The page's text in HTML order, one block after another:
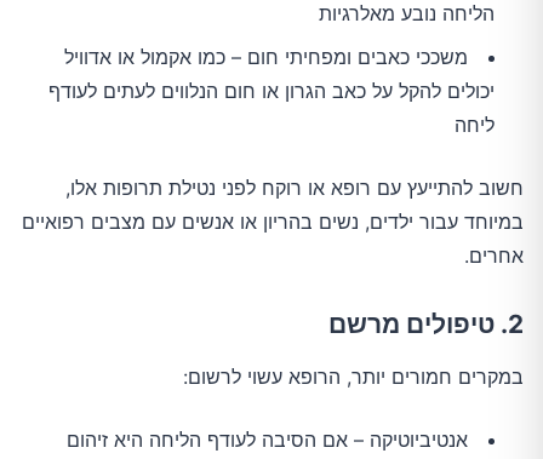
הליחה נובע מאלרגיות
משככי כאבים ומפחיתי חום – כמו אקמול או אדוויל
יכולים להקל על כאב הגרון או חום הנלווים לעתים לעודף
ליחה
חשוב להתייעץ עם רופא או רוקח לפני נטילת תרופות אלו,
במיוחד עבור ילדים, נשים בהריון או אנשים עם מצבים רפואיים
אחרים.
2. טיפולים מרשם
במקרים חמורים יותר, הרופא עשוי לרשום:
אנטיביוטיקה – אם הסיבה לעודף הליחה היא זיהום